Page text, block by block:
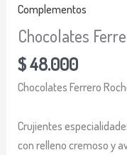
Complementos
Chocolates
$48.000
Chocolates Ferrero
Crujientes
con relleno cremoso y